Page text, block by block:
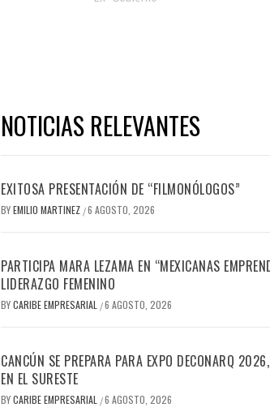
NOTICIAS RELEVANTES
EXITOSA PRESENTACIÓN DE “FILMONÓLOGOS”
BYEMILIO MARTINEZ /6 AGOSTO, 2026
PARTICIPA MARA LEZAMA EN “MEXICANAS
LIDERAZGO FEMENINO
BYCARIBE EMPRESARIAL /6 AGOSTO, 2026
CANCÚN SE PREPARA PARA EXPO DECONARQ
EN EL SURESTE
BYCARIBE EMPRESARIAL /6 AGOSTO, 2026